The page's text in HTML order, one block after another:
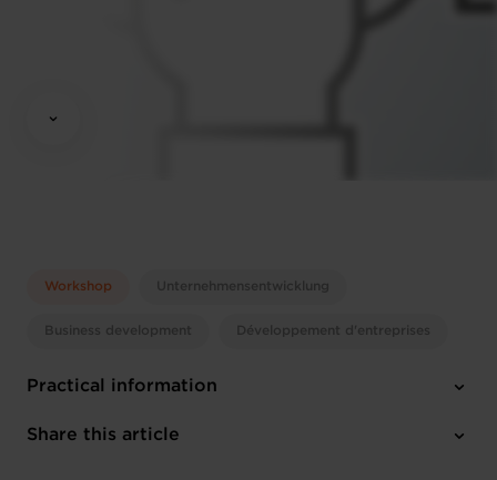
Workshop Unternehmensentwicklung
Business development Développement d'entreprises
Practical information
Monday 30 Jan 2023 > Monday 15 May 2023
Share this article